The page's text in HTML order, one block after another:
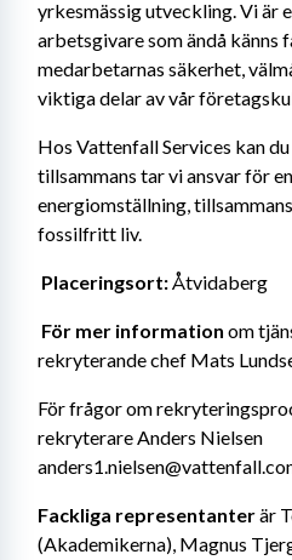
yrkesmässig utveckling. Vi är
arbetsgivare som ändå känns
medarbetarnas säkerhet,
viktiga delar av vår
Hos Vattenfall Services kan
tillsammans tar vi ansvar för
energiomställning,
fossilfritt liv.
Placeringsort: Åtvidaberg
För mer information om
rekryterande chef Mats
För frågor om
rekryterare Anders Nielsen
Fackliga representanter är
(Akademikerna), Magnus